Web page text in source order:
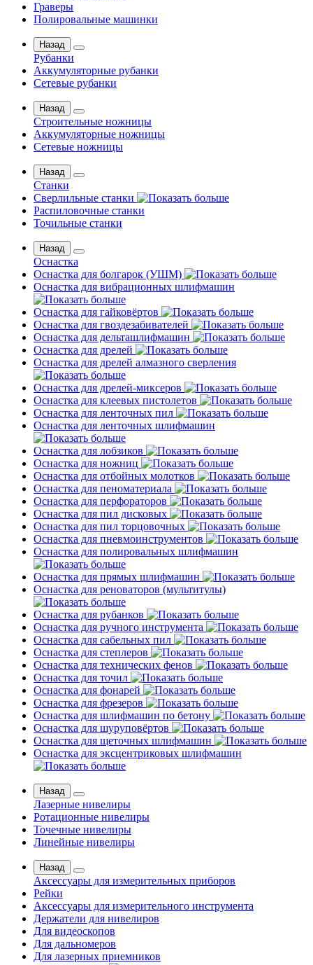
Граверы
Полировальные машинки
Назад
Рубанки
Аккумуляторные рубанки
Сетевые рубанки
Назад
Строительные ножницы
Аккумуляторные ножницы
Сетевые ножницы
Назад
Станки
Сверлильные станки
Распиловочные станки
Точильные станки
Назад
Оснастка
Оснастка для болгарок (УШМ)
Оснастка для вибрационных шлифмашин
Оснастка для гайковёртов
Оснастка для гвоздезабивателей
Оснастка для дельташлифмашин
Оснастка для дрелей
Оснастка для дрелей алмазного сверления
Оснастка для дрелей-миксеров
Оснастка для клеевых пистолетов
Оснастка для ленточных пил
Оснастка для ленточных шлифмашин
Оснастка для лобзиков
Оснастка для ножниц
Оснастка для отбойных молотков
Оснастка для пеноматериала
Оснастка для перфораторов
Оснастка для пил дисковых
Оснастка для пил торцовочных
Оснастка для пневмоинструментов
Оснастка для полировальных шлифмашин
Оснастка для прямых шлифмашин
Оснастка для реноваторов (мультитулы)
Оснастка для рубанков
Оснастка для ручного инструмента
Оснастка для сабельных пил
Оснастка для степлеров
Оснастка для технических фенов
Оснастка для точил
Оснастка для фонарей
Оснастка для фрезеров
Оснастка для шлифмашин по бетону
Оснастка для шуруповёртов
Оснастка для щеточных шлифмашин
Оснастка для эксцентриковых шлифмашин
Назад
Лазерные нивелиры
Ротационные нивелиры
Точечные нивелиры
Линейные нивелиры
Назад
Аксессуары для измерительных приборов
Рейки
Аксессуары для измерительного инструмента
Держатели для нивелиров
Для видеоскопов
Для дальномеров
Для лазерных приемников